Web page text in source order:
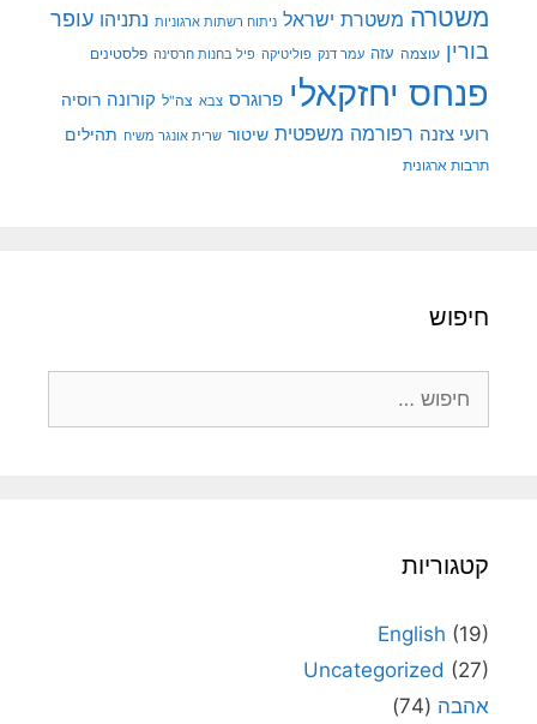
משטרה משטרת ישראל ניתוח רשתות ארגוניות נתניהו עופר
בורין עוצמה עזה עמר דנק פוליטיקה פיל בחנות חרסינה פלסטינים
פנחס יחזקאלי פרוגרס צבא צה"ל קורונה רוסיה
רועי צזנה רפורמה משפטית שיטור שרית אונגר משיח תהילים
תרבות ארגונית
חיפוש
קטגוריות
English (19)
Uncategorized (27)
אהבה (74)